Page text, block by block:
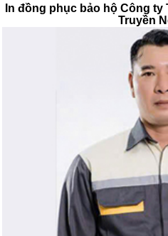
In đồng phục bảo hộ Công
Truyền